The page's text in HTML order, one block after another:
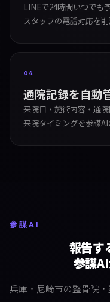
LINEで24時間いつでも
スタッフの電話対応を削
04
通院記録を自動
来院日・施術内容・通
来院タイミングを参謀AI
参謀AI
報告す
参謀
兵庫・尼崎市の整骨院